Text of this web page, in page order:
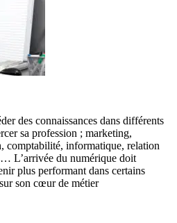
des connaissances dans différents
sa profession ; marketing,
comptabilité, informatique, relation
L’arrivée du numérique doit
plus performant dans certains
son cœur de métier